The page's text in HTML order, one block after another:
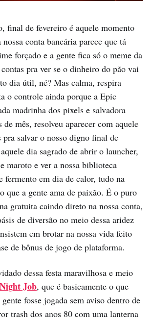
final de fevereiro é aquele momento
conta bancária parece que tá
forçado e a gente fica só o meme da
pra ver se o dinheiro do pão vai
dia útil, né? Mas calma, respira
o controle ainda porque a Epic
madrinha dos pixels e salvadora
mês, resolveu aparecer com aquele
salvar o nosso digno final de
dia sagrado de abrir o launcher,
maroto e ver a nossa biblioteca
fermento em dia de calor, tudo na
que a gente ama de paixão. É o puro
gratuita caindo direto na nossa conta,
de diversão no meio dessa aridez
em brotar na nossa vida feito
de bônus de jogo de plataforma.
dessa festa maravilhosa e meio
Job, que é basicamente o que
fosse jogada sem aviso dentro de
trash dos anos 80 com uma lanterna